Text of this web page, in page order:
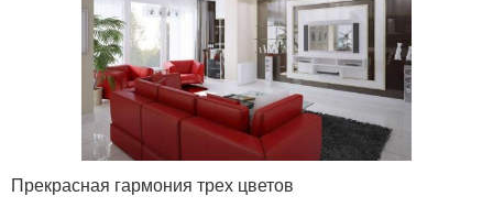
Прекрасная гармония трех цветов